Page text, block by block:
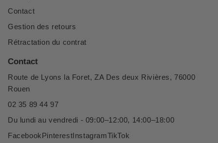
Contact
Gestion des retours
Rétractation du contrat
Contact
Route de Lyons la Foret, ZA Des deux Rivières, 76000
Rouen
02 35 89 44 97
Du lundi au vendredi - 09:00–12:00, 14:00–18:00
FacebookPinterestInstagramTikTok